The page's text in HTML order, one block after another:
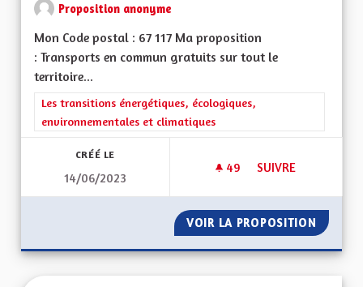
Proposition anonyme
Mon Code postal : 67 117 Ma proposition
: Transports en commun gratuits sur tout le
territoire...
Filtrer les résultats de la catégorie : Les transitions
Les transitions énergétiques, écologiques,
environnementales et climatiques
CRÉÉ LE
14/06/2023
49 49 ABONNÉS
SUIVRE
VOIR LA PROPOSITION